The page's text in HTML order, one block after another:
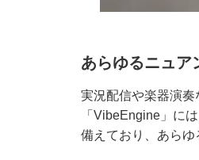
あらゆるニュア
実況配信や楽器演
「VibeEngine」に
備えており、あらゆ